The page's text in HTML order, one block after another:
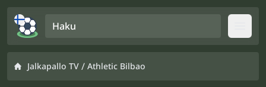
Jalkapallo TV / Athletic Bilbao